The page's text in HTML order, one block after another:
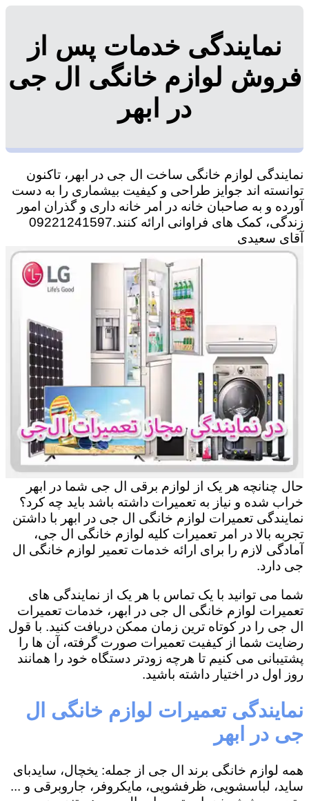
نمایندگی خدمات پس از
فروش لوازم خانگی ال جی
در ابهر
نمایندگی لوازم خانگی ساخت ال جی در ابهر، تاکنون
توانسته اند جوایز طراحی و کیفیت بیشماری را به دست
آورده و به صاحبان خانه در امر خانه داری و گذران امور
زندگی، کمک های فراوانی ارائه کنند.09221241597
آقای سعیدی
حال چنانچه هر یک از لوازم برقی ال جی شما در ابهر
خراب شده و نیاز به تعمیرات داشته باشد باید چه کرد؟
نمایندگی تعمیرات لوازم خانگی ال جی در ابهر با داشتن
تجربه بالا در امر تعمیرات کلیه لوازم خانگی ال جی،
آمادگی لازم را برای ارائه خدمات تعمیر لوازم خانگی ال
جی دارد.
شما می توانید با یک تماس با هر یک از نمایندگی های
تعمیرات لوازم خانگی ال جی در ابهر، خدمات تعمیرات
ال جی را در کوتاه ترین زمان ممکن دریافت کنید. با قول
رضایت شما از کیفیت تعمیرات صورت گرفته، آن ها را
پشتیبانی می کنیم تا هرچه زودتر دستگاه خود را همانند
روز اول در اختیار داشته باشید.
نمایندگی تعمیرات لوازم خانگی ال
جی در ابهر
همه لوازم خانگی برند ال جی از جمله: یخچال، سایدبای
ساید، لباسشویی، ظرفشویی، مایکروفر، جاروبرقی و ...